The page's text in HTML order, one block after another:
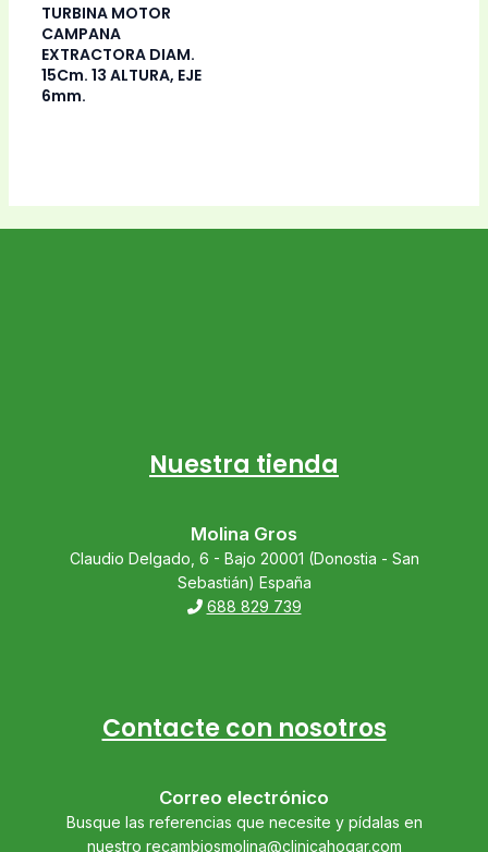
TURBINA MOTOR
CAMPANA
EXTRACTORA DIAM.
15Cm. 13 ALTURA, EJE
6mm.
Nuestra tienda
Molina Gros
Claudio Delgado, 6 - Bajo 20001 (Donostia - San
Sebastián) España
688 829 739
Contacte con nosotros
Correo electrónico
Busque las referencias que necesite y pídalas en
nuestro recambiosmolina@clinicahogar.com